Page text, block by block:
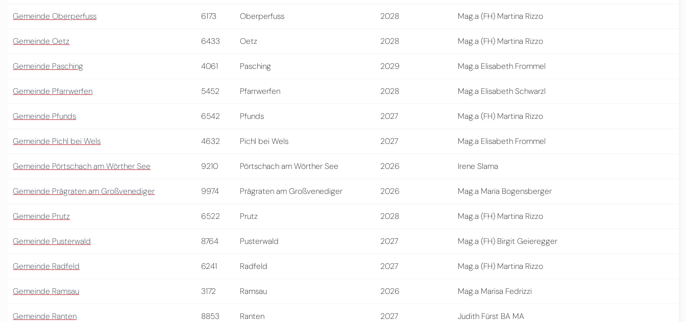
Gemeinde Oberperfuss 6173 Oberperfuss 2028 Mag.a (FH) Martina Rizzo
Gemeinde Oetz 6433 Oetz 2028 Mag.a (FH) Martina Rizzo
Gemeinde Pasching 4061 Pasching 2029 Mag.a Elisabeth Frommel
Gemeinde Pfarrwerfen 5452 Pfarrwerfen 2028 Mag.a Elisabeth Schwarzl
Gemeinde Pfunds 6542 Pfunds 2027 Mag.a (FH) Martina Rizzo
Gemeinde Pichl bei Wels 4632 Pichl bei Wels 2027 Mag.a Elisabeth Frommel
Gemeinde Pörtschach am Wörther See 9210 Pörtschach am Wörther See 2026 Irene Slama
Gemeinde Prägraten am Großvenediger 9974 Prägraten am Großvenediger 2026 Mag.a Maria Bogensberger
Gemeinde Prutz 6522 Prutz 2028 Mag.a (FH) Martina Rizzo
Gemeinde Pusterwald 8764 Pusterwald 2027 Mag.a (FH) Birgit Geieregger
Gemeinde Radfeld 6241 Radfeld 2027 Mag.a (FH) Martina Rizzo
Gemeinde Ramsau 3172 Ramsau 2026 Mag.a Marisa Fedrizzi
Gemeinde Ranten 8853 Ranten 2027 Judith Fürst BA MA